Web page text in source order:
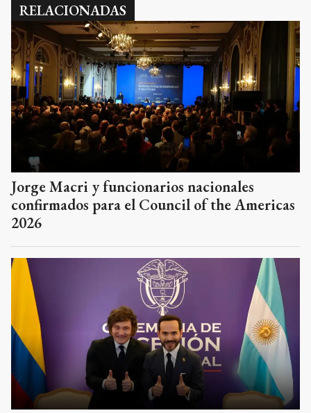
RELACIONADAS
Jorge Macri y funcionarios nacionales
confirmados para el Council of the Americas
2026